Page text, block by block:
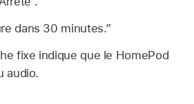
dans 30 minutes.”
fixe indique que le HomePod
audio.